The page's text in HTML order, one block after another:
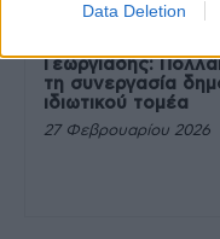
Data Deletion
Γεωργιάδης:
τη συνεργασία
ιδιωτικού τομέα
27 Φεβρουαρίου 2026